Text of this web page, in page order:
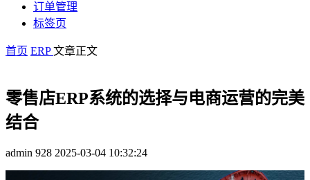
订单管理
标签页
首页 ERP文章正文
零售店ERP系统的选择与电商运营的完美
结合
admin 928 2025-03-04 10:32:24